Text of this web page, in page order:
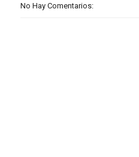
No Hay Comentarios: